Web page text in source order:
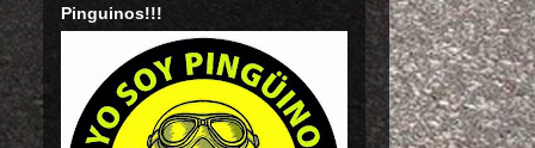
Pinguinos!!!